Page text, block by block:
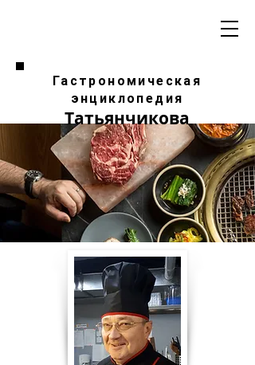
Гастрономическая
энциклопедия
Татьянчикова